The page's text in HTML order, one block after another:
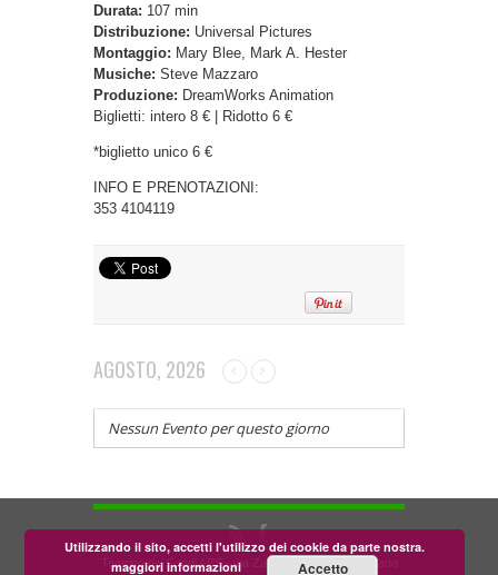
Durata: 107 min
Distribuzione: Universal Pictures
Montaggio: Mary Blee, Mark A. Hester
Musiche: Steve Mazzaro
Produzione: DreamWorks Animation
Biglietti: intero 8 € | Ridotto 6 €
*biglietto unico 6 €
INFO E PRENOTAZIONI:
353 4104119
AGOSTO, 2026
Nessun Evento per questo giorno
Teatrino dei Fondi APS - via Zara, 58 56024 Corazzano
Utilizzando il sito, accetti l'utilizzo dei cookie da parte nostra.
maggiori informazioni
Accetto